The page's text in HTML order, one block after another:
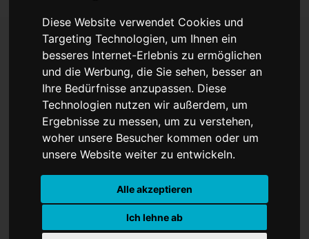
Diese Website verwendet Cookies und
Targeting Technologien, um Ihnen ein
besseres Internet-Erlebnis zu ermöglichen
und die Werbung, die Sie sehen, besser an
Ihre Bedürfnisse anzupassen. Diese
Technologien nutzen wir außerdem, um
Ergebnisse zu messen, um zu verstehen,
woher unsere Besucher kommen oder um
unsere Website weiter zu entwickeln.
Alle akzeptieren
Ich lehne ab
Jüdisches Leben in Lublin